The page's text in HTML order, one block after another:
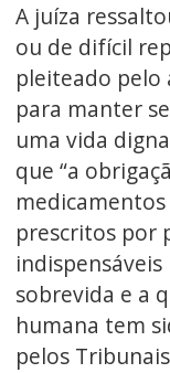
A juíza
ou de difícil
pleiteado pelo
para manter
uma vida
que “a
prescritos por
sobrevida e a
humana tem
pelos